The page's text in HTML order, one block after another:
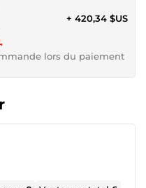
+ 420,34 $US
lors du paiement